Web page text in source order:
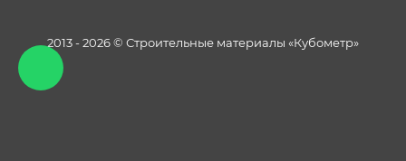
2013 - 2026 © Строительные материалы «Кубометр»